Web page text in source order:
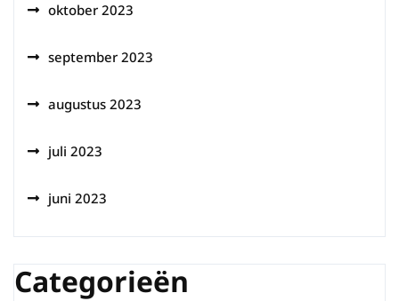
oktober 2023
september 2023
augustus 2023
juli 2023
juni 2023
Categorieën